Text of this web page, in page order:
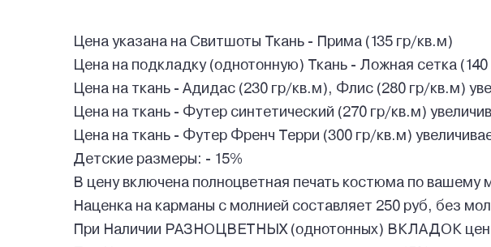
Цена указана на Свитшоты Ткань - Прима (135 гр/кв.м)
Цена на подкладку (однотонную) Ткань - Ложная сетка
Цена на ткань - Адидас (230 гр/кв.м), Флис (280 гр/кв.м)
Цена на ткань - Футер синтетический (270 гр/кв.м)
Цена на ткань - Футер Френч Терри (300 гр/кв.м)
Детские размеры: - 15%
В цену включена полноцветная печать костюма по вашему
Наценка на карманы с молнией составляет 250 руб, без
При Наличии РАЗНОЦВЕТНЫХ (однотонных) ВКЛАДОК цена